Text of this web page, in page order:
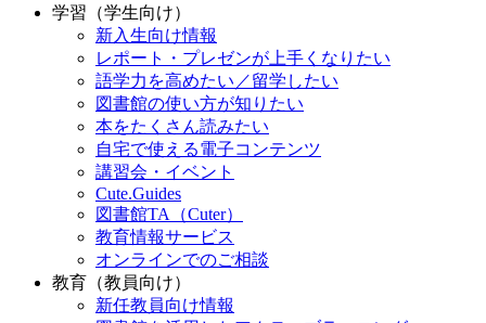
学習（学生向け）
新入生向け情報
レポート・プレゼンが上手くなりたい
語学力を高めたい／留学したい
図書館の使い方が知りたい
本をたくさん読みたい
自宅で使える電子コンテンツ
講習会・イベント
Cute.Guides
図書館TA（Cuter）
教育情報サービス
オンラインでのご相談
教育（教員向け）
新任教員向け情報